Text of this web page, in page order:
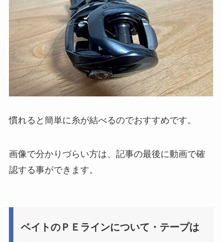
慣れると簡単に糸が結べるのでおすすめです。
画像で分かりづらい方は、記事の最後に動画で確
認する事ができます。
ベイトのＰＥラインについて・テープは